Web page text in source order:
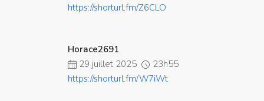
https://shorturl.fm/Z6CLO
Horace2691
29 juillet 2025
23h55
https://shorturl.fm/W7iWt